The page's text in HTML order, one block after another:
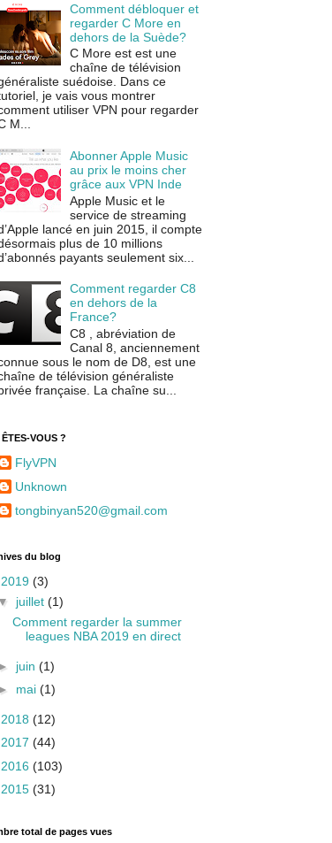
Comment débloquer et
regarder C More en
dehors de la Suède?
C More est est une
chaîne de télévision
suédoise. Dans ce
je vais vous montrer
utiliser VPN pour regarder
M...
Abonner Apple Music
au prix le moins cher
grâce aux VPN Inde
Apple Music et le
service de streaming
lancé en juin 2015, il compte
plus de 10 millions
payants seulement six...
Comment regarder C8
en dehors de la
France?
C8 , abréviation de
Canal 8, anciennement
sous le nom de D8, est une
de télévision généraliste
française. La chaîne su...
VOUS ?
FlyVPN
Unknown
tongbinyan520@gmail.com
du blog
2019 (3)
▼ juillet (1)
Comment regarder la summer
leagues NBA 2019 en direct
juin (1)
mai (1)
2018 (12)
2017 (44)
2016 (103)
2015 (31)
total de pages vues